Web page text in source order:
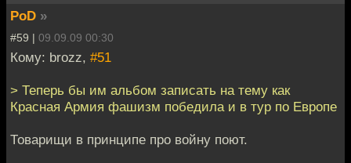
PoD »
#59 | 09.09.09 00:30
Кому: brozz, #51
> Теперь бы им альбом записать на тему как
Красная Армия фашизм победила и в тур по Европе
Товарищи в принципе про войну поют.